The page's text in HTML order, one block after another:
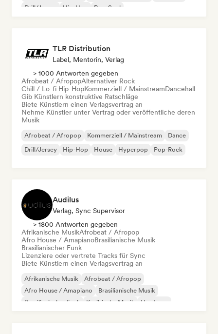
Drill/Jersey
Hip-Hop Pop-Soul
TLR Distribution
Label, Mentorin, Verlag
> 1000 Antworten gegeben
Afrobeat / AfropopAlternativer Rock
Chill / Lo-fi Hip-HopKommerziell / MainstreamDancehall
Gib Künstlern konstruktive Ratschläge
Biete Künstlern einen Verlagsvertrag an
Nehme Künstler unter Vertrag oder veröffentliche deren
Musik
Afrobeat / Afropop Kommerziell / Mainstream
Dance
Drill/Jersey
Hip-Hop House Hyperpop Pop-Rock
Audilus
Verlag, Sync Supervisor
> 1800 Antworten gegeben
Afrikanische MusikAfrobeat / Afropop
Afro House / AmapianoBrasilianische Musik
Brasilianischer Funk
Lizenziere oder vertrete Tracks für Sync
Biete Künstlern einen Verlagsvertrag an
Afrikanische Musik
Afrobeat / Afropop
Afro House / Amapiano
Brasilianische Musik
Brasilianischer Funk
Karibische Musik
Hardcore